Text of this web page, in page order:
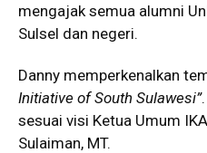
mengajak semua alumni
Sulsel dan negeri.
Danny memperkenalkan
Initiative of South Sulawesi”
sesuai visi Ketua Umum
Sulaiman, MT.